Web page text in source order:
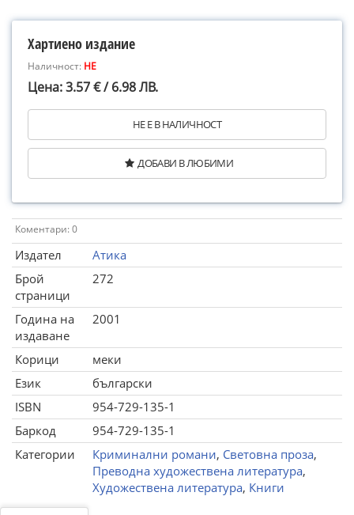
Хартиено издание
Наличност: НЕ
Цена: 3.57 € / 6.98 ЛВ.
НЕ Е В НАЛИЧНОСТ
ДОБАВИ В ЛЮБИМИ
Коментари: 0
Издател
Атика
Брой
страници
272
Година на
издаване
2001
Корици
меки
Език
български
ISBN
954-729-135-1
Баркод
954-729-135-1
Категории
Криминални романи, Световна проза,
Преводна художествена литература,
Художествена литература, Книги